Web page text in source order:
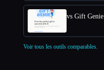
vs Gift Genie
Voir tous les outils comparables.